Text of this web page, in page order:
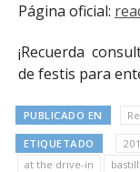
Página oficial:
¡Recuerda
de festis para
PUBLICADO EN
ETIQUETADO
at the drive-in